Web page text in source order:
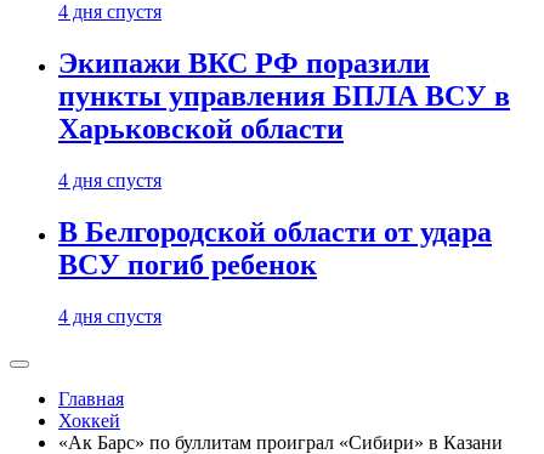
4 дня спустя
Экипажи ВКС РФ поразили
пункты управления БПЛА ВСУ в
Харьковской области
4 дня спустя
В Белгородской области от удара
ВСУ погиб ребенок
4 дня спустя
Главная
Хоккей
«Ак Барс» по буллитам проиграл «Сибири» в Казани